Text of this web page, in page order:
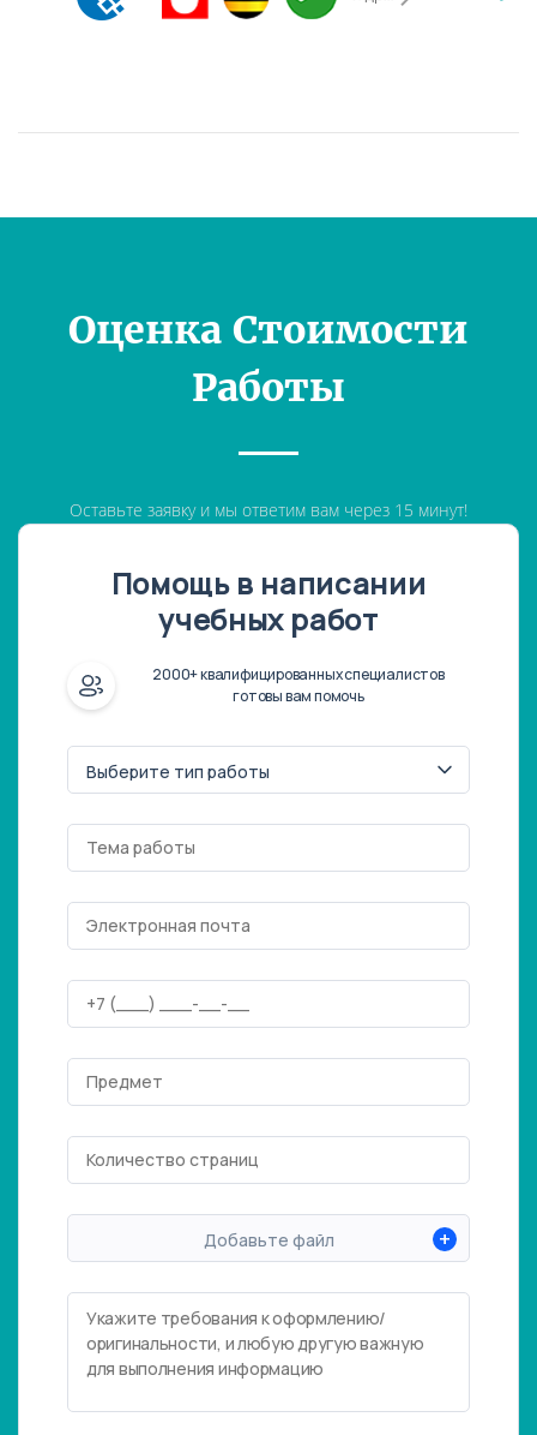
Оценка Стоимости
Работы
Оставьте заявку и мы ответим вам через 15 минут!
Помощь в написании
учебных работ
2000+ квалифицированных специалистов
готовы вам помочь
Добавьте файл +